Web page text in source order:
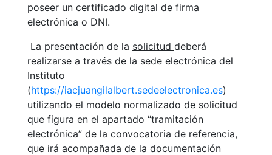
poseer un certificado digital de firma
electrónica o DNI.
La presentación de la solicitud deberá
realizarse a través de la sede electrónica del
Instituto
(https://iacjuangilalbert.sedeelectronica.es)
utilizando el modelo normalizado de solicitud
que figura en el apartado “tramitación
electrónica” de la convocatoria de referencia,
que irá acompañada de la documentación